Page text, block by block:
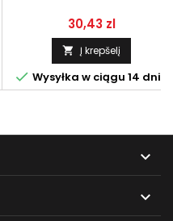
Kaina
30,43 zl
 Į krepšelį
 Wysyłka w ciągu 14 dni

